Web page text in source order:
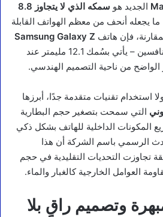
الجديد هو
سمكه الذي لا يتجاوز 8.8
يجعله أنحف من معظم الهواتف القابلة
فإن هاتف Samsung Galaxy Z
– وهو أحد أبرز المنافسين – يأتي بسُمك 12.1 مليمتر عند
من ناحية التصميم الهندسي.
استخدام تقنيات متقدمة جدًا، أبرزها
التي سمحت بتصغير حجم البطارية
المكونات الداخلية للهاتف بشكل ذكي
الرسمي باسم الشركة أن هذا
تجاوزت التحديات التقليدية في حجم
العوامل الخارجية كالغبار والماء.
وتصميم راقٍ بلا